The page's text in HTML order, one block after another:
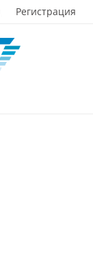
Регистрация